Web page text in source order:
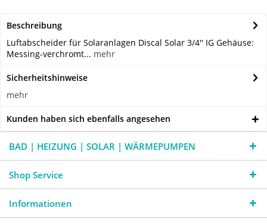
Beschreibung
Luftabscheider für Solaranlagen Discal Solar 3/4'' IG Gehäuse:
Messing-verchromt... mehr
Sicherheitshinweise
mehr
Kunden haben sich ebenfalls angesehen
BAD | HEIZUNG | SOLAR | WÄRMEPUMPEN
Shop Service
Informationen